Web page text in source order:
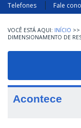
Telefones Fale
INÍCIO >>
DIMENSIONAMENTO DE
Acontece